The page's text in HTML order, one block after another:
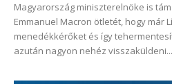
Magyarország miniszterelnöke is
Emmanuel Macron ötletét, hogy már
menedékkérőket és így
azután nagyon nehéz visszaküldeni...